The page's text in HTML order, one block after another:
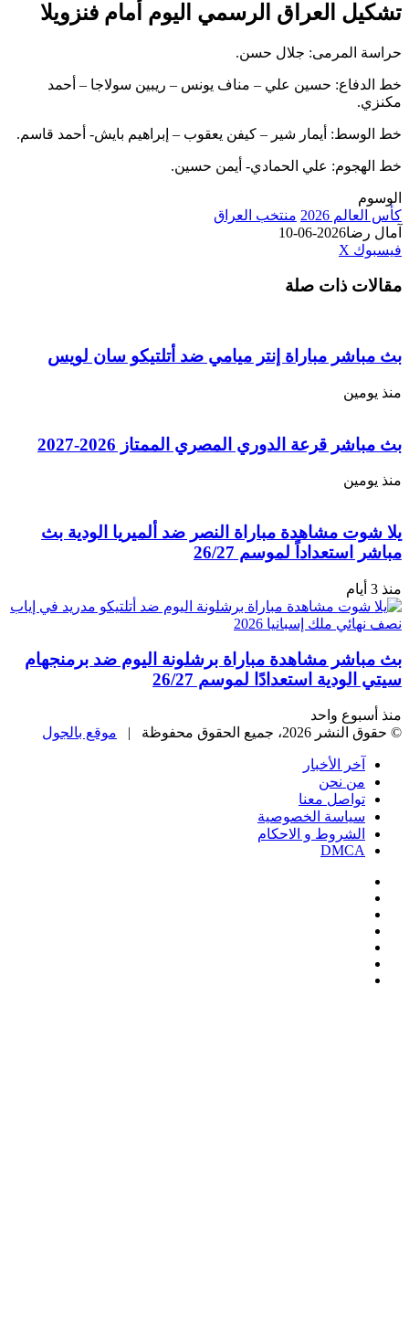
العراق الرسمي اليوم أمام فنزويلا
المرمى: جلال حسن.
حسين علي – مناف يونس – ريبين سولاجا – أحمد
أيمار شير – كيفن يعقوب – إبراهيم بايش- أحمد قاسم.
علي الحمادي- أيمن حسين.
2026
منتخب العراق
2026-06-10
‫Xلينكدإن
بينتيريست
مشاركة
البريد
طباعة
ذات صلة
مباراة إنتر ميامي ضد أتلتيكو سان لويس
قرعة الدوري المصري الممتاز 2026-2027
مشاهدة مباراة النصر ضد ألميريا الودية بث
لموسم 26/27
مشاهدة مباراة برشلونة اليوم ضد برمنجهام
استعدادًا لموسم 26/27
واحد
جميع الحقوق محفوظة |
موقع بالجول
الأخبار
نحن
معنا
الخصوصية
و الاحكام